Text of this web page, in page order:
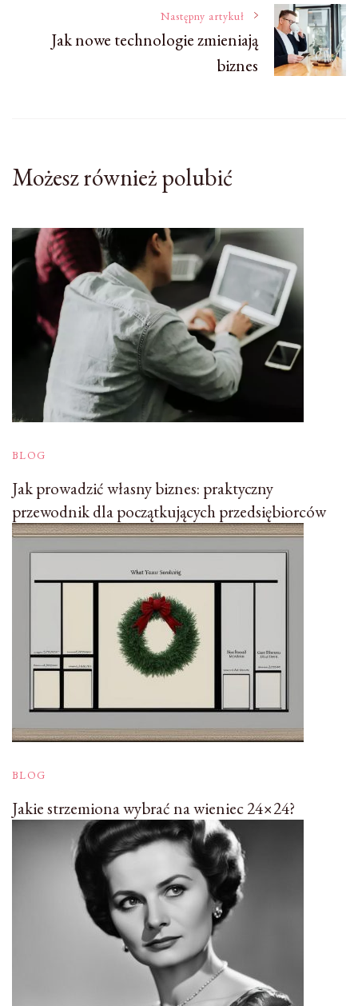
Następny artykuł
Jak nowe technologie zmieniają
biznes
Możesz również polubić
BLOG
Jak prowadzić własny biznes: praktyczny
przewodnik dla początkujących przedsiębiorców
BLOG
Jakie strzemiona wybrać na wieniec 24×24?